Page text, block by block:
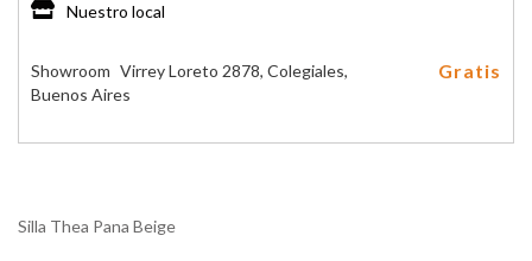
Nuestro local
Showroom Virrey Loreto 2878, Colegiales,
Buenos Aires
Gratis
Silla Thea Pana Beige